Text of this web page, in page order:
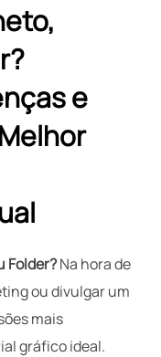
e
Folder?Na hora de
ou divulgar um
mais
gráfico ideal.